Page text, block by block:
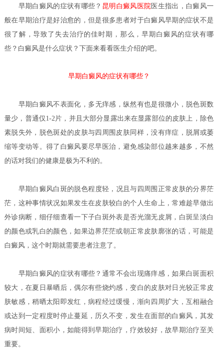
早期白癜风的症状有哪些？ 昆明白癜风医院 医生指出，白癜风一
般在早期治疗是好治愈的，但是很多患者对于白癜风早期的症状不是
很了解，导致了失去治疗的佳时期，那么，早期白癜风的症状有哪
些？白癜风是什么症状？下面来看看医生介绍的吧。
早期白癜风的症状有哪些？
早期 白癜风不表面化，多无痒感，纵然有也是很微小，脱色斑数
量少，普通仅1-2片，并且大部分显露出来在显露部位的皮肤上，除色
素脱失外，脱色斑处的皮肤与四周围皮肤同样，没有痒症，脱屑或萎
缩等变动等。得了白癜风要尽早医治，避免感染部位越来越多，不然
的话对我们的健康是极为不利的。
早期 白癜风白斑的脱色程度轻，况且与四周围正常皮肤的分界茫
茫，这种事情状况如果发生在皮肤较白的个人生命上，常难趁早做出
外诊病断，细仔细查看一下子白斑外表是否光溜无皮屑，白斑呈淡白
的颜色或乳白的颜色，如果边界茫茫或朝正常皮肤廓张的话，可能是
白癜风，这个时期就需要患者注意了。
早期白癜风的症状有哪些？ 通常不会出现痛痒感，如果白斑面积
较大，在夏日暴晒后，偶尔有些烧灼感，变白的皮肤对日光较正常皮
肤敏感，稍晒太阳即发红，病程经过缓慢，渐向四周扩大，互相融合
或达到一定程度时停止蔓延，历久不变，发生在面部的白癜风，其发
病时间短、面积小，如能得到早期治疗，疗效较好，故早期治疗至关
重要。